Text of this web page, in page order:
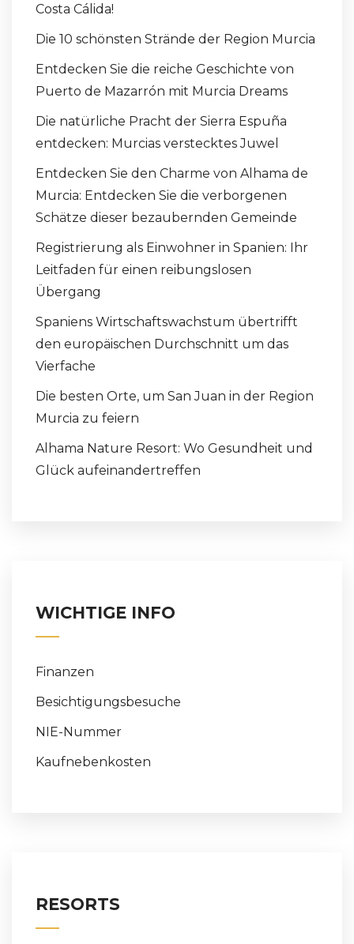
Costa Cálida!
Die 10 schönsten Strände der Region Murcia
Entdecken Sie die reiche Geschichte von
Puerto de Mazarrón mit Murcia Dreams
Die natürliche Pracht der Sierra Espuña
entdecken: Murcias verstecktes Juwel
Entdecken Sie den Charme von Alhama de
Murcia: Entdecken Sie die verborgenen
Schätze dieser bezaubernden Gemeinde
Registrierung als Einwohner in Spanien: Ihr
Leitfaden für einen reibungslosen
Übergang
Spaniens Wirtschaftswachstum übertrifft
den europäischen Durchschnitt um das
Vierfache
Die besten Orte, um San Juan in der Region
Murcia zu feiern
Alhama Nature Resort: Wo Gesundheit und
Glück aufeinandertreffen
WICHTIGE INFO
Finanzen
Besichtigungsbesuche
NIE-Nummer
Kaufnebenkosten
RESORTS